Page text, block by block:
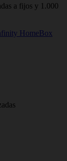
a fijos y 1.000
HomeBox